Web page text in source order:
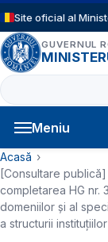
Sari la conținutul
Site oficial al
GUVERNUL
Caută
Meniu
Navigație
Cale de
Acasă
[Consultare
completarea HG nr.
domeniilor şi al
a structurii